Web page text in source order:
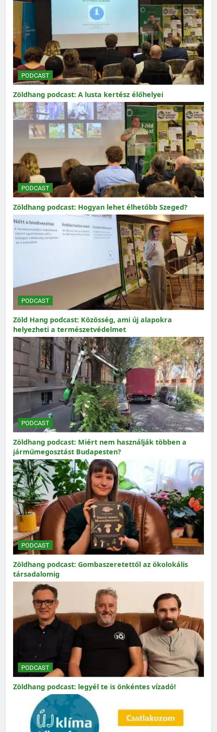
PODCAST
Zöldhang podcast: A lusta kertész élőhelyei
PODCAST
Zöldhang podcast: Hogyan lehet élhetőbb Szeged?
PODCAST
Zöld Hang podcast: Közösség, ami új alapokra
helyezheti a természetvédelmet
PODCAST
Zöldhang podcast: Miért nem használják többen a
járműmegosztást Budapesten?
PODCAST
Zöldhang podcast: Gombaszeretettől az ökolokális
társadalomig
PODCAST
Zöldhang podcast: legyél te is önkéntes vízadó!